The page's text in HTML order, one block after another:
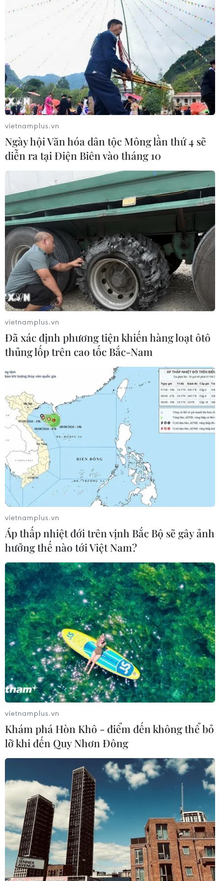
TIN CÙNG CHUYÊN MỤC
Ớt nhập khẩu từ Mexico khiến hàng
trăm người tiêu dùng Mỹ nhiễm
khuẩn Salmonella
07/08/2026 00:43
Nước thải từ máy bay có thể giúp
phát hiện sớm nguy cơ đại dịch
06/08/2026 22:30
vietnamplus.vn
Ngày hội Văn hóa dân tộc Mông lần thứ 4 sẽ
diễn ra tại Điện Biên vào tháng 10
vietnamplus.vn
Đã xác định phương tiện khiến hàng loạt ôtô
thủng lốp trên cao tốc Bắc-Nam
vietnamplus.vn
Áp thấp nhiệt đới trên vịnh Bắc Bộ sẽ gây ảnh
hưởng thế nào tới Việt Nam?
vietnamplus.vn
Khám phá Hòn Khô - điểm đến không thể bỏ
lỡ khi đến Quy Nhơn Đông